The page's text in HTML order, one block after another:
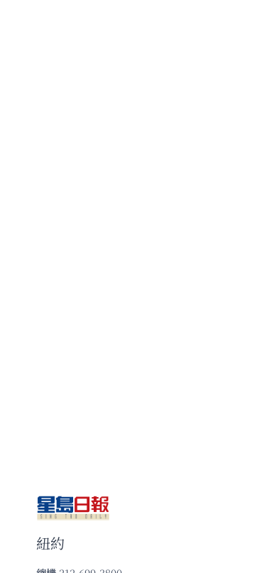
紐約